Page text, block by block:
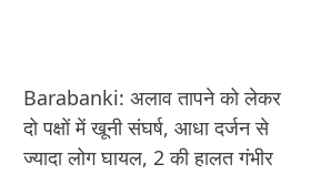
Barabanki: अलाव तापने को लेकर
दो पक्षों में खूनी संघर्ष, आधा दर्जन से
ज्यादा लोग घायल, 2 की हालत गंभीर